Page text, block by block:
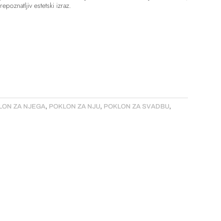
estetski izraz.
ZA NJEGA, POKLON ZA NJU, POKLON ZA SVADBU,